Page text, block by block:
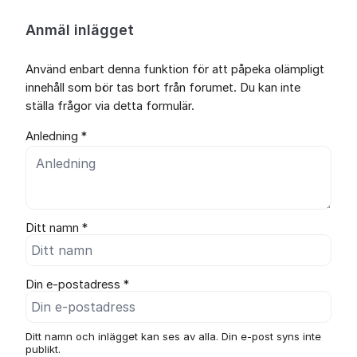
Anmäl inlägget
Använd enbart denna funktion för att påpeka olämpligt
innehåll som bör tas bort från forumet. Du kan inte
ställa frågor via detta formulär.
Anledning *
Ditt namn *
Din e-postadress *
Ditt namn och inlägget kan ses av alla. Din e-post syns inte
publikt.